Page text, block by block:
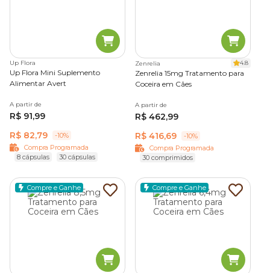
Up Flora
Up Flora Mini Suplemento
Alimentar Avert
A partir de
R$ 91,99
R$ 82,79
-10%
Compra Programada
8 cápsulas
30 cápsulas
Zenrelia 4.8
Zenrelia 15mg Tratamento para
Coceira em Cães
A partir de
R$ 462,99
R$ 416,69
-10%
Compra Programada
30 comprimidos
Compre e Ganhe Compre e Ganhe